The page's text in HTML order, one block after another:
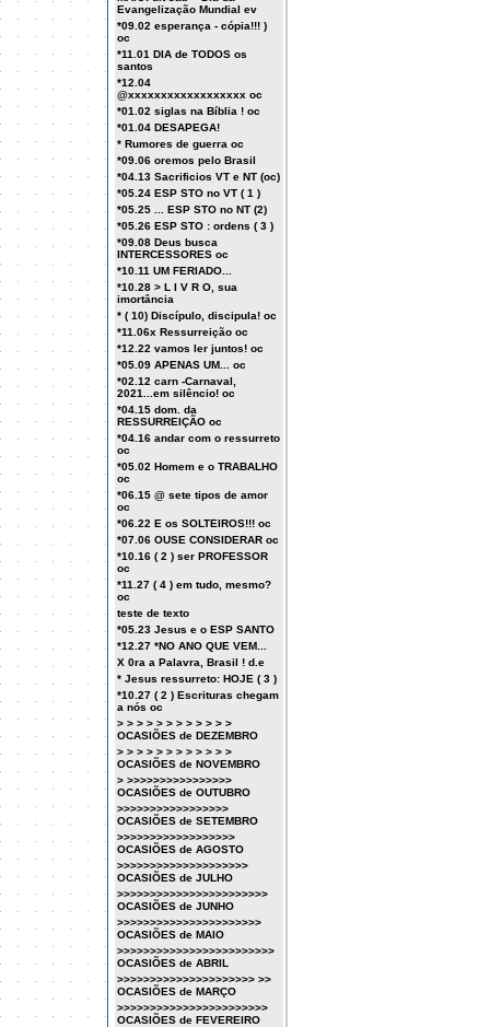
Evangelização Mundial ev
*09.02 esperança - cópia!!! )
oc
*11.01 DIA de TODOS os
santos
*12.04
@xxxxxxxxxxxxxxxxxx oc
*01.02 siglas na Bíblia ! oc
*01.04 DESAPEGA!
* Rumores de guerra oc
*09.06 oremos pelo Brasil
*04.13 Sacrificios VT e NT (oc)
*05.24 ESP STO no VT ( 1 )
*05.25 ... ESP STO no NT (2)
*05.26 ESP STO : ordens ( 3 )
*09.08 Deus busca
INTERCESSORES oc
*10.11 UM FERIADO...
*10.28 > L I V R O, sua
imortância
* ( 10) Discípulo, discipula! oc
*11.06x Ressurreição oc
*12.22 vamos ler juntos! oc
*05.09 APENAS UM... oc
*02.12 carn -Carnaval,
2021...em silêncio! oc
*04.15 dom. da
RESSURREIÇÃO oc
*04.16 andar com o ressurreto
oc
*05.02 Homem e o TRABALHO
oc
*06.15 @ sete tipos de amor
oc
*06.22 E os SOLTEIROS!!! oc
*07.06 OUSE CONSIDERAR oc
*10.16 ( 2 ) ser PROFESSOR
oc
*11.27 ( 4 ) em tudo, mesmo?
oc
teste de texto
*05.23 Jesus e o ESP SANTO
*12.27 *NO ANO QUE VEM...
X 0ra a Palavra, Brasil ! d.e
* Jesus ressurreto: HOJE ( 3 )
*10.27 ( 2 ) Escrituras chegam
a nós oc
> > > > > > > > > > > >
OCASIÕES de DEZEMBRO
> > > > > > > > > > > >
OCASIÕES de NOVEMBRO
> >>>>>>>>>>>>>>>>
OCASIÕES de OUTUBRO
>>>>>>>>>>>>>>>>>
OCASIÕES de SETEMBRO
>>>>>>>>>>>>>>>>>>
OCASIÕES de AGOSTO
>>>>>>>>>>>>>>>>>>>>
OCASIÕES de JULHO
>>>>>>>>>>>>>>>>>>>>>>>
OCASIÕES de JUNHO
>>>>>>>>>>>>>>>>>>>>>>
OCASIÕES de MAIO
>>>>>>>>>>>>>>>>>>>>>>>>
OCASIÕES de ABRIL
>>>>>>>>>>>>>>>>>>>>> >>
OCASIÕES de MARÇO
>>>>>>>>>>>>>>>>>>>>>>>
OCASIÕES de FEVEREIRO